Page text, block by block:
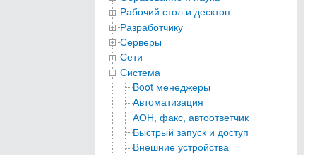
Рабочий стол и десктоп
Разработчику
Серверы
Сети
Система
Boot менеджеры
Автоматизация
АОН, факс, автоответчик
Быстрый запуск и доступ
Внешние устройства